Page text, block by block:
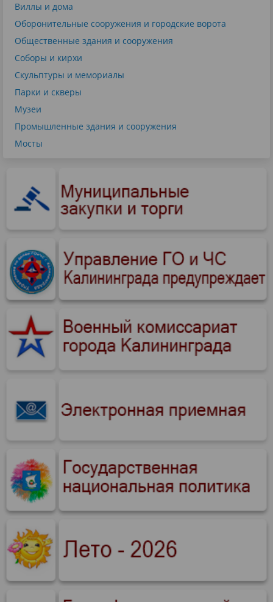
Виллы и дома
Оборонительные сооружения и городские ворота
Общественные здания и сооружения
Соборы и кирхи
Скульптуры и мемориалы
Парки и скверы
Музеи
Промышленные здания и сооружения
Мосты